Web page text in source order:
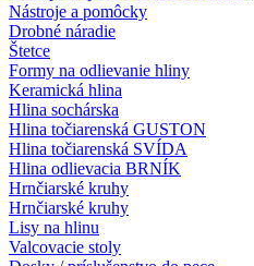
Nástroje a pomôcky
Drobné náradie
Štetce
Formy na odlievanie hliny
Keramická hlina
Hlina sochárska
Hlina točiarenská GUSTON
Hlina točiarenská SVÍDA
Hlina odlievacia BRNÍK
Hrnčiarské kruhy
Hrnčiarské kruhy
Lisy na hlinu
Valcovacie stoly